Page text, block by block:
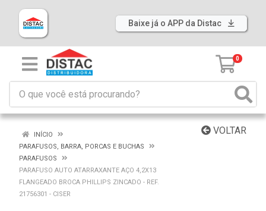
Baixe já o APP da Distac
0
VOLTAR
INÍCIO
PARAFUSOS, BARRA, PORCAS E BUCHAS
PARAFUSOS
PARAFUSO AUTO ATARRAXANTE AÇO 4,2X13
FLANGEADO BROCA PHILLIPS ZINCADO - REF.
21756301 - CISER